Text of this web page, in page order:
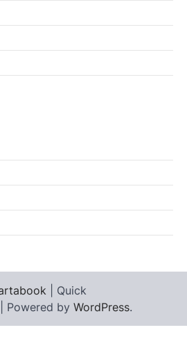
| Quick
| Powered by WordPress.